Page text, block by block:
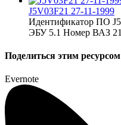
J5V03F21 27-11-1999
Идентификатор ПО
ЭБУ 5.1 Номер ВАЗ
Поделиться этим ресурсом
Evernote